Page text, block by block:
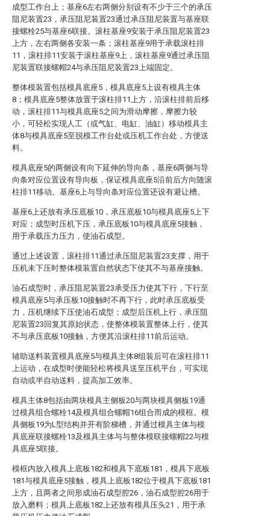
成型工作台上；基座6左右两侧分别设有不少于三个的承压
阻尼装置23，承压阻尼装置23通过承压阻尼装置与基座联
接螺栓25与基座6联接。滚柱基座9安装于承压阻尼装置23
上方，左右两侧各安装一条；滚柱基座9用于承载滚柱排
11，滚柱排11安装于滚柱基座9上，滚柱基座9通过承压阻
尼装置联接螺帽24与承压阻尼装置23上端固定。
整体模装置包括模具底座5，模具底座5上设有模具主体
8；模具底座5整体放置于滚柱排11上方，沿滚柱排前后移
动，滚柱排11与模具底座5之间为滑动摩擦，摩擦力较
小，可轻松实现人工（或气缸、电缸、油缸）移动模具主
体8与模具底座5至脱模工作台处或压机工作台处，方便送
料。
模具底座5的两侧设有向下延伸的导向条，基座6两侧与导
向条对应位置设有导向板，保证模具底座5沿前后方向随滚
柱排11移动。基座6上与导向条对应位置还设有避让槽。
基座6上还放有承压底板10，承压底板10与模具底座5上下
对应；成型时压机下压，承压底板10与模具底座5接触，
用于承载压力压力，使油石成型。
通过上述设置，滚柱排11通过承压阻尼装置23支撑，用于
压机未下压时整体模装置自然状态下使其不与基座接触。
油石成型时，承压阻尼装置23承受压力使其下行，下行至
模具底座5与承压板10接触时不再下行，此时承压底板受
力，压机继续下压使油石成型；成型后压机上行，承压阻
尼装置23回复其原始状态，使整体模装置整体上行，使其
不与承压底板10接触，方便其沿滚柱排11前后运动。
辅助送料装置模具底座5与模具主体8组装后可在滚柱排11
上运动，在成型时便能轻松将模具送至压机平台，可实现
自动或半自动送料，提高加工效率。
模具主体8包括由两块模具主侧板20与两块模具侧板19通
过模具组合螺栓14及模具组合螺帽16组合而成的模框。模
具侧板19为L型结构并开有阶梯槽，并通过模具主体与模
具底座联接螺栓13及模具主体与与整体模联接螺帽22与模
具底座5联接。
模框内放入模具上底板182和模具下底板181，模具下底板
181与模具底座5接触，模具上底板182位于模具下底板181
上方，且两者之间形成油石成型腔26，油石成型腔26用于
放入磨料；模具上底板182上还放有模具压头21，用于承